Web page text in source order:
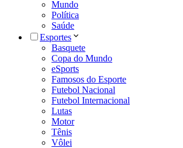
Mundo
Política
Saúde
Esportes
Basquete
Copa do Mundo
eSports
Famosos do Esporte
Futebol Nacional
Futebol Internacional
Lutas
Motor
Tênis
Vôlei